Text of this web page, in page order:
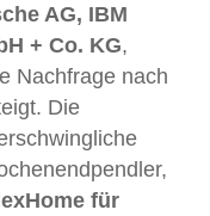
AG, IBM
+ Co. KG,
Nachfrage nach
Die
für